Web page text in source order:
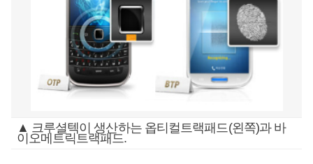
▲ 크루셜텍이 생산하는 옵티컬트랙패드(왼쪽)과 바
이오메트릭트랙패드.